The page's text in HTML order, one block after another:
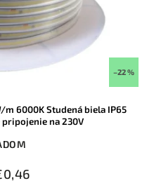
–22 %
m 6000K Studená biela IP65
pripojenie na 230V